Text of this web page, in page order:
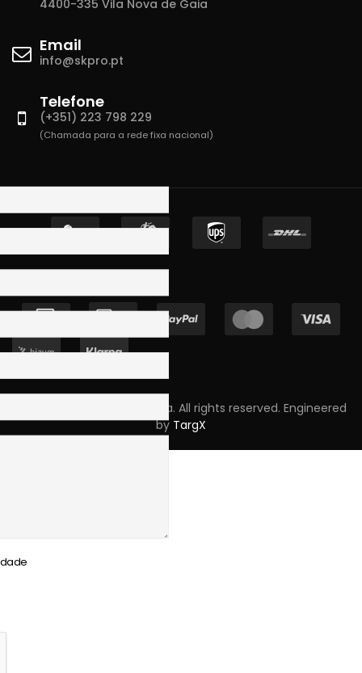
4400-335 Vila Nova de Gaia
Email
info@skpro.pt
Telefone
(+351) 223 798 229
(Chamada para a rede fixa nacional)
Copyright © 2023 Skpro, Lda. All rights reserved. Engineered
by TargX